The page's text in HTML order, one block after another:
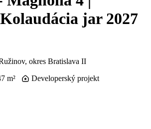
jar 2027
okres Bratislava II
m² Developerský projekt